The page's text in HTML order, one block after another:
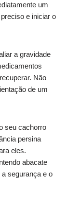
um
e iniciar o
a gravidade
Não
de um
seu cachorro
persina
eles.
abacate
segurança e o